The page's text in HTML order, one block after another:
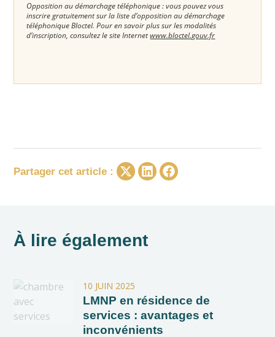
Opposition au démarchage téléphonique : vous pouvez vous
inscrire gratuitement sur la liste d’opposition au démarchage
téléphonique Bloctel. Pour en savoir plus sur les modalités
d’inscription, consultez le site Internetwww.bloctel.gouv.fr
Partager cet article :
Share
(Twitter)
ShareShare
À lire également
10 JUIN 2025
LMNP en résidence de
services : avantages et
inconvénients